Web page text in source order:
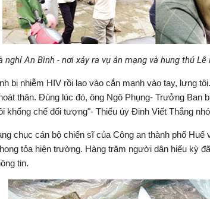
nghỉ An Bình - nơi xảy ra vụ án mạng và hung thủ Lê
bị nhiễm HIV rồi lao vào cắn mạnh vào tay, lưng
thân. Đúng lúc đó, ông Ngô Phụng- Trưởng Ban
khống chế đối tượng"- Thiếu úy Đinh Viết Thắng
chục cán bộ chiến sĩ của Công an thành phố Huế
tỏa hiện trường. Hàng trăm người dân hiếu kỳ
tin.